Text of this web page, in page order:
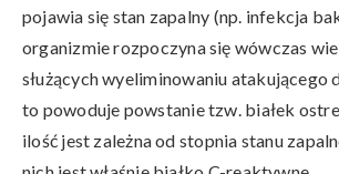
pojawia się stan zapalny (np. infekcja
organizmie rozpoczyna się wówczas
służących wyeliminowaniu atakującego
to powoduje powstanie tzw. białek
ilość jest zależna od stopnia stanu